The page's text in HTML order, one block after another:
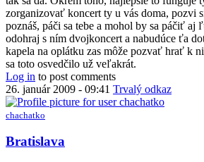
by
dvaktvar
zorganizovať koncert ty u vás doma, pozvi
poznáš, páči sa tebe a mohol by sa páčiť
odohraj s ním dvojkoncert a nabudúce ťa
kapela na oplátku zas môže pozvať hrať k
sa toto osvedčilo už veľakrát.
Log in to post comments
26. január 2009 - 09:41 Trvalý odkaz
chachatko
Bratislava